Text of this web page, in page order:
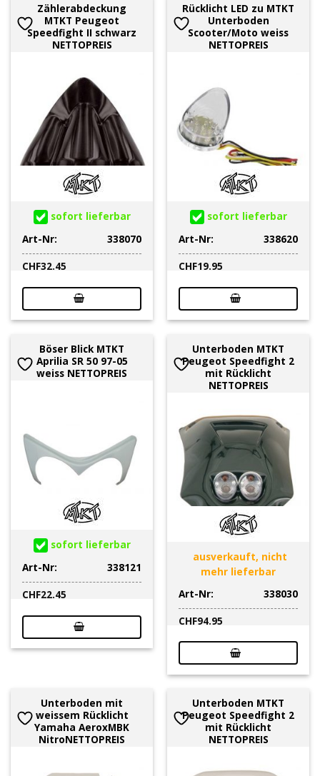
Zählerabdeckung
MTKT Peugeot
Speedfight II schwarz
NETTOPREIS
sofort lieferbar
Art-Nr:
338070
CHF32.45
Rücklicht LED zu MTKT
Unterboden
Scooter/Moto weiss
NETTOPREIS
sofort lieferbar
Art-Nr:
338620
CHF19.95
Böser Blick MTKT
Aprilia SR 50 97-05
weiss NETTOPREIS
sofort lieferbar
Art-Nr:
338121
CHF22.45
Unterboden MTKT
Peugeot Speedfight 2
mit Rücklicht
NETTOPREIS
ausverkauft, nicht
mehr lieferbar
Art-Nr:
338030
CHF94.95
Unterboden mit
weissem Rücklicht
Yamaha AeroxMBK
NitroNETTOPREIS
Unterboden MTKT
Peugeot Speedfight 2
mit Rücklicht
NETTOPREIS